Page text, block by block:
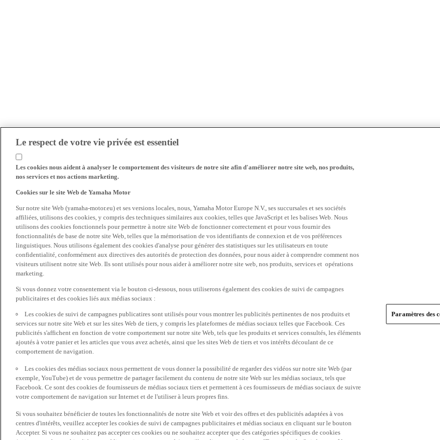
Le respect de votre vie privée est essentiel
Les cookies nous aident à analyser le comportement des visiteurs de notre site afin d'améliorer notre site web, nos produits,
nos services et nos actions marketing.
Cookies sur le site Web de Yamaha Motor
Sur notre site Web (yamaha-motor.eu) et ses versions locales, nous, Yamaha Motor Europe N.V., ses succursales et ses sociétés
affiliées, utilisons des cookies, y compris des techniques similaires aux cookies, telles que JavaScript et les balises Web. Nous
utilisons des cookies fonctionnels pour permettre à notre site Web de fonctionner correctement et pour vous fournir des
fonctionnalités de base de notre site Web, telles que la mémorisation de vos identifiants de connexion et de vos préférences
linguistiques. Nous utilisons également des cookies d'analyse pour générer des statistiques sur les utilisateurs en toute
confidentialité, conformément aux directives des autorités de protection des données, pour nous aider à comprendre comment nos
visiteurs utilisent notre site Web. Ils sont utilisés pour nous aider à améliorer notre site web, nos produits, services et opérations
marketing.
Si vous donnez votre consentement via le bouton ci-dessous, nous utiliserons également des cookies de suivi de campagnes
publicitaires et des cookies liés aux médias sociaux :
Les cookies de suivi de campagnes publicatires sont utilisés pour vous montrer les publicités pertinentes de nos produits et
services sur notre site Web et sur les sites Web de tiers, y compris les plateformes de médias sociaux telles que Facebook. Ces
publicités s'affichent en fonction de votre comportement sur notre site Web, tels que les produits et services consultés, les éléments
ajoutés à votre panier et les articles que vous avez achetés, ainsi que les sites Web de tiers et vos intérêts découlant de ce
comportement de navigation.
Les cookies des médias sociaux nous permettent de vous donner la possibilité de regarder des vidéos sur notre site Web (par
exemple, YouTube) et de vous permettre de partager facilement du contenu de notre site Web sur les médias sociaux, tels que
Facebook. Ce sont des cookies de fournisseurs de médias sociaux tiers et permettent à ces fournisseurs de médias sociaux de suivre
votre comportement de navigation sur Internet et de l'utiliser à leurs propres fins.
Si vous souhaitez bénéficier de toutes les fonctionnalités de notre site Web et voir des offres et des publicités adaptées à vos
centres d'intérêts, veuillez accepter les cookies de suivi de campagnes publicitaires et médias sociaux en cliquant sur le bouton
Accepter. Si vous ne souhaitez pas accepter ces cookies ou ne souhaitez accepter que des catégories spécifiques de cookies
Paramètres des